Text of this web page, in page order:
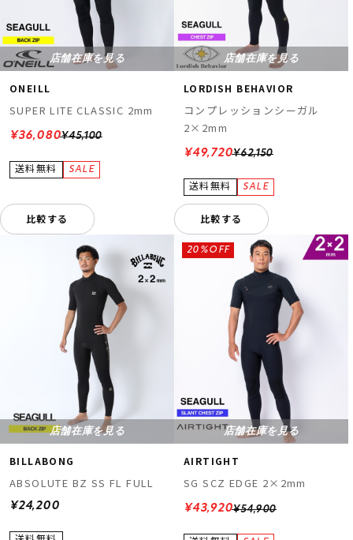
店舗在庫を見る
ONEILL
SUPER LITE CLASSIC 2mm
¥45,100
¥36,080
比較する
店舗在庫を見る
LORDISH BEHAVIOR
コンプレッションシーガル
2×2mm
¥62,150
¥49,720
比較する
店舗在庫を見る
BILLABONG
ABSOLUTE BZ SS FL FULL
¥24,200
店舗在庫を見る
AIRTIGHT
SG SCZ EDGE 2×2mm
¥54,900
20%OFF
¥43,920